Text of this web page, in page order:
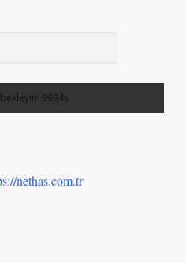
nethas.com.tr